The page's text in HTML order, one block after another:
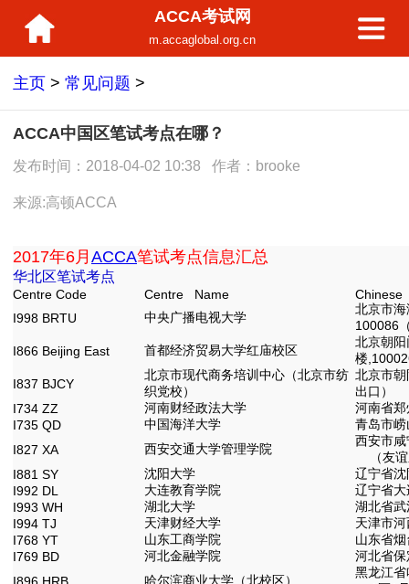
ACCA考试网
m.accaglobal.org.cn
主页 > 常见问题 >
ACCA中国区笔试考点在哪？
发布时间：2018-04-02 10:38 作者：brooke
来源:高顿ACCA
2017年6月 ACCA笔试考点信息汇总
华北区笔试考点
Centre Code Centre Name
Chinese
I998 BRTU
中央广播电视大学
北京市
100086
I866 Beijing East
首都经济贸易大学红庙校区
北京朝
楼
I837 BJCY
北京市现代商务培训中心（北京市纺
织党校）
北京市
出口）
I734 ZZ
河南财经政法大学
河南省
I735 QD
中国海洋大学
青岛市
I827 XA
西安交通大学管理学院
西安市
（友谊
I881 SY
沈阳大学
辽宁省
I992 DL
大连教育学院
辽宁省
I993 WH
湖北大学
湖北省
I994 TJ
天津财经大学
天津市
I768 YT
山东工商学院
山东省
I769 BD
河北金融学院
河北省
哈尔滨商业大学（北校区）
黑龙江